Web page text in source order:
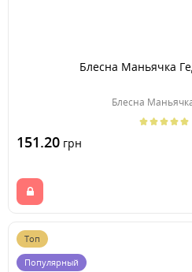
Блесна Маньячка
Блесна
151.20 грн
Топ
Популярный